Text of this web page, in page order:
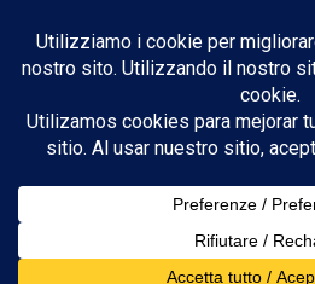
Copyright © 2025